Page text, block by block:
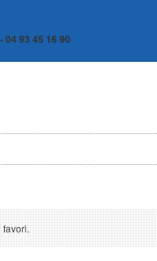
04 93 45 16 90
favori.